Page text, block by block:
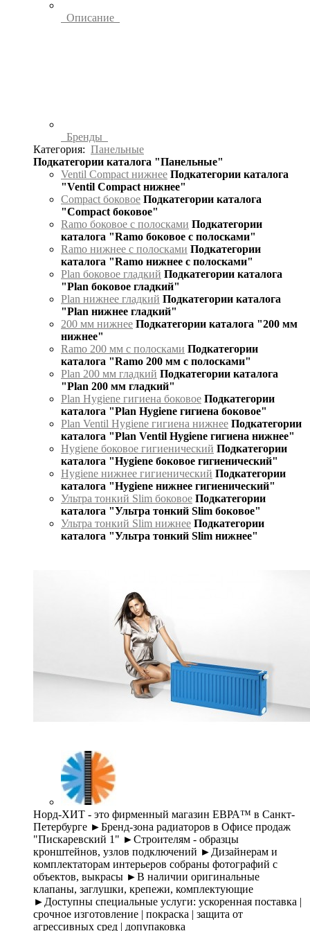
Описание
Бренды
Категория: Панельные
Подкатегории каталога "Панельные"
Ventil Compact нижнее Подкатегории каталога
"Ventil Compact нижнее"
Compact боковое Подкатегории каталога
"Compact боковое"
Ramo боковое с полосками Подкатегории
каталога "Ramo боковое с полосками"
Ramo нижнее с полосками Подкатегории
каталога "Ramo нижнее с полосками"
Plan боковое гладкий Подкатегории каталога
"Plan боковое гладкий"
Plan нижнее гладкий Подкатегории каталога
"Plan нижнее гладкий"
200 мм нижнее Подкатегории каталога "200 мм
нижнее"
Ramo 200 мм с полосками Подкатегории
каталога "Ramo 200 мм с полосками"
Plan 200 мм гладкий Подкатегории каталога
"Plan 200 мм гладкий"
Plan Hygiene гигиена боковое Подкатегории
каталога "Plan Hygiene гигиена боковое"
Plan Ventil Hygiene гигиена нижнее Подкатегории
каталога "Plan Ventil Hygiene гигиена нижнее"
Hygiene боковое гигиенический Подкатегории
каталога "Hygiene боковое гигиенический"
Hygiene нижнее гигиенический Подкатегории
каталога "Hygiene нижнее гигиенический"
Ультра тонкий Slim боковое Подкатегории
каталога "Ультра тонкий Slim боковое"
Ультра тонкий Slim нижнее Подкатегории
каталога "Ультра тонкий Slim нижнее"
Норд-ХИТ - это фирменный магазин ЕВРА™ в Санкт-
Петербурге ►Бренд-зона радиаторов в Офисе продаж
"Пискаревский 1" ►Строителям - образцы
кронштейнов, узлов подключений ►Дизайнерам и
комплектаторам интерьеров собраны фотографий с
объектов, выкрасы ►В наличии оригинальные
клапаны, заглушки, крепежи, комплектующие
►Доступны специальные услуги: ускоренная поставка |
срочное изготовление | покраска | защита от
агрессивных сред | допупаковка